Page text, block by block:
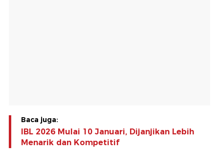
Baca juga:
IBL 2026 Mulai 10 Januari, Dijanjikan Lebih
Menarik dan Kompetitif